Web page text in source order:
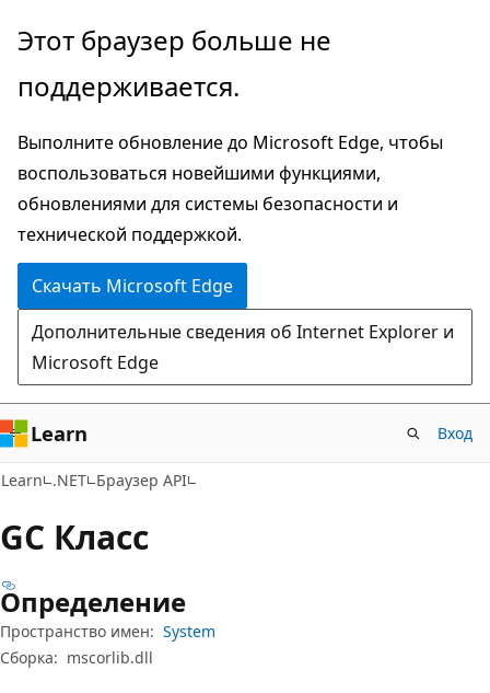
Пропустить
перейти
основному
содержимому
Переход
навигации
странице
Этот браузер больше не
поддерживается.
Выполните обновление до Microsoft Edge, чтобы
воспользоваться новейшими функциями,
обновлениями для системы безопасности и
технической поддержкой.
Скачать Microsoft Edge
Дополнительные сведения об Internet Explorer и
Microsoft Edge
Learn Вход
Learn .NET Браузер API
GC Класс
Определение
Пространство имен: System
Сборка: mscorlib.dll